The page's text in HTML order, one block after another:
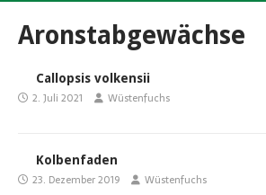
Aronstabgewächse
Callopsis volkensii
2. Juli 2021 Wüstenfuchs
Kolbenfaden
23. Dezember 2019 Wüstenfuchs